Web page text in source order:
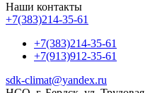
Наши контакты
+7(383)214-35-61
+7(383)214-35-61
+7(913)912-35-61
sdk-climat@yandex.ru